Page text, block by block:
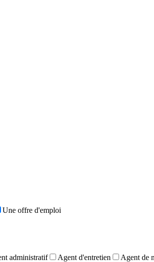
Une offre d'emploi
administratif Agent d'entretien Agent de